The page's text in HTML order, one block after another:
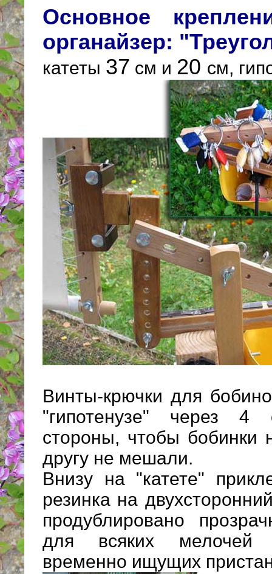
Основное
органайзер:
катеты 37 см и 20 см,
Винты-крючки для
"гипотенузе" через
стороны, чтобы бобинки
другу не мешали.
Внизу на "катете"
резинка на
продублировано
для всяких мелочей
временно ищущих